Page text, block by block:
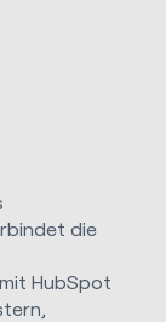
die
HubSpot